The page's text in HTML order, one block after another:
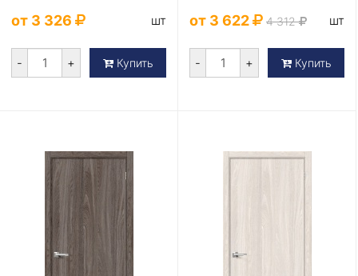
от 3 326 шт
- + Купить
от 3 622 4 312 шт
- + Купить